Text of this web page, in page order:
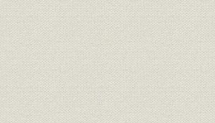
「モートルの明電」から「パワ
ートロニクスの明電」へ 1972●
昭和47年→平成元年●1989
昭和46年
(1972年)